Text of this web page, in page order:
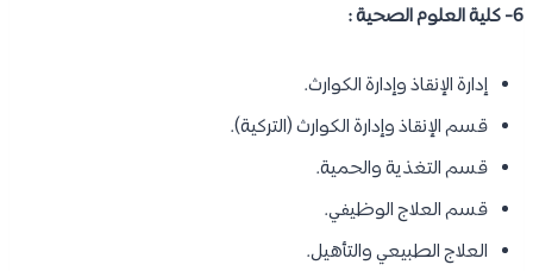
6- كلية العلوم الصحية :
إدارة الإنقاذ وإدارة الكوارث.
قسم الإنقاذ وإدارة الكوارث (التركية).
قسم التغذية والحمية.
قسم العلاج الوظيفي.
العلاج الطبيعي والتأهيل.